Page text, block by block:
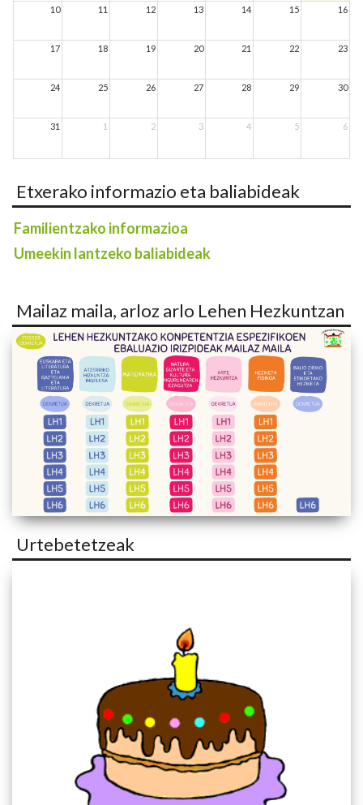
10 11 12 13 14 15 16
17 18 19 20 21 22 23
24 25 26 27 28 29 30
31 1 2 3 4 5 6
Etxerako informazio eta baliabideak
Familientzako informazioa
Umeekin lantzeko baliabideak
Mailaz maila, arloz arlo Lehen Hezkuntzan
Urtebetetzeak